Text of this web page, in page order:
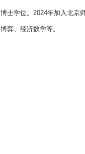
博士学位。2024年加入北京
博弈、经济数学等。